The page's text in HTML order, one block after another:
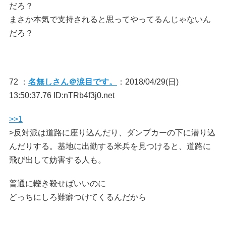
だろ？
まさか本気で支持されると思ってやってるんじゃないん
だろ？
72 ： 名無しさん＠涙目です。
：2018/04/29(日)
13:50:37.76 ID:nTRb4f3j0.net
>>1
>反対派は道路に座り込んだり、ダンプカーの下に潜り込
んだりする。基地に出勤する米兵を見つけると、道路に
飛び出して妨害する人も。
普通に轢き殺せばいいのに
どっちにしろ難癖つけてくるんだから